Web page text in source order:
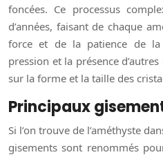
foncées. Ce processus
d’années, faisant de chaque
force et de la patience de
pression et la présence
sur la forme et la taille des
Principaux
Si l’on trouve de l’améthyste
gisements sont renommés